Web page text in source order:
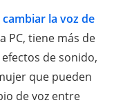
la voz de
PC, tiene más de
de sonido,
que pueden
de voz entre